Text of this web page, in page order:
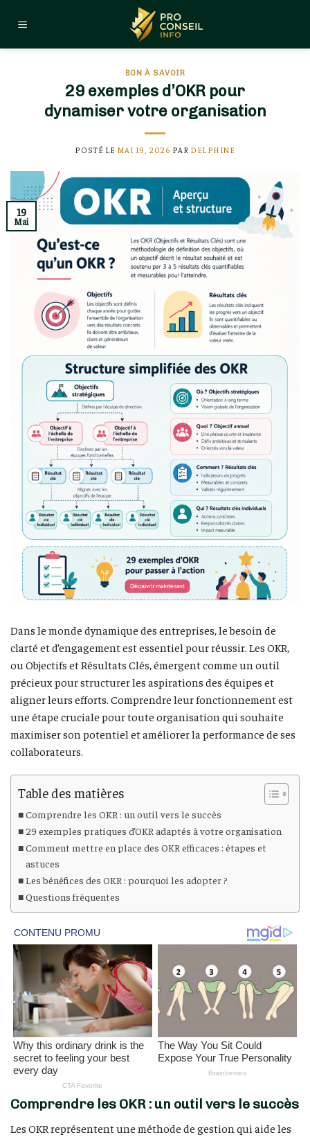
BON À SAVOIR
29 exemples d’OKR pour
dynamiser votre organisation
POSTÉ LE MAI 19, 2026 PAR DELPHINE
19
Mai
Dans le monde dynamique des entreprises, le besoin de
clarté et d’engagement est essentiel pour réussir. Les OKR,
ou Objectifs et Résultats Clés, émergent comme un outil
précieux pour structurer les aspirations des équipes et
aligner leurs efforts. Comprendre leur fonctionnement est
une étape cruciale pour toute organisation qui souhaite
maximiser son potentiel et améliorer la performance de ses
collaborateurs.
Table des matières
Comprendre les OKR : un outil vers le succès
29 exemples pratiques d’OKR adaptés à votre organisation
Comment mettre en place des OKR efficaces : étapes et
astuces
Les bénéfices des OKR : pourquoi les adopter ?
Questions fréquentes
Comprendre les OKR : un outil vers le succès
Les OKR représentent une méthode de gestion qui aide les